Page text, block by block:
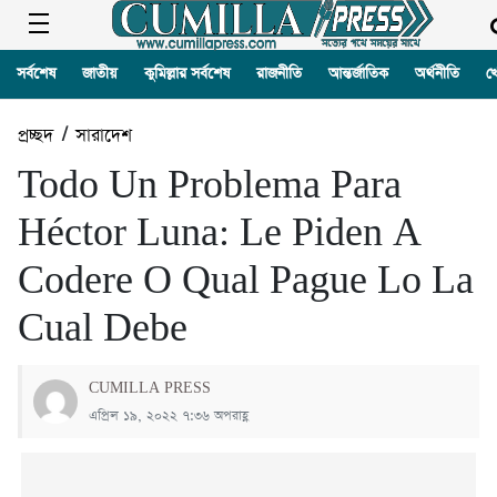
সর্বশেষ জাতীয় কুমিল্লার সর্বশেষ রাজনীতি আন্তর্জাতিক অর্থনীতি
প্রচ্ছদ/সারাদেশ
Todo Un Problema Para
Héctor Luna: Le Piden A
Codere O Qual Pague Lo La
Cual Debe
CUMILLA PRESS
এপ্রিল ১৯, ২০২২ ৭:৩৬ অপরাহ্ণ